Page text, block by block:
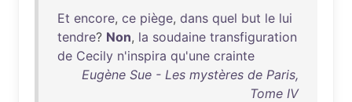
Et encore, ce piège, dans quel but le lui
tendre? Non, la soudaine transfiguration
de Cecily n'inspira qu'une crainte
Eugène Sue - Les mystères de Paris,
Tome IV